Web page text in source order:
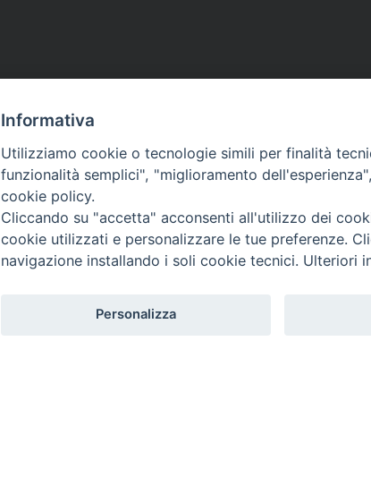
Informativa
Utilizziamo cookie o tecnologie simili per finalità
funzionalità semplici", "miglioramento
cookie policy.
Cliccando su "accetta" acconsenti all'utilizzo dei
cookie utilizzati e personalizzare le tue preferenze.
navigazione installando i soli cookie tecnici. Ulteriori
Personalizza